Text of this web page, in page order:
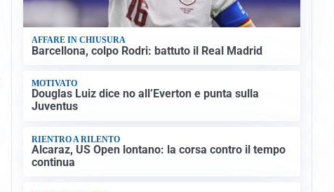
AFFARE IN CHIUSURA
Barcellona, colpo Rodri: battuto il Real Madrid
MOTIVATO
Douglas Luiz dice no all’Everton e punta sulla
Juventus
RIENTRO A RILENTO
Alcaraz, US Open lontano: la corsa contro il tempo
continua